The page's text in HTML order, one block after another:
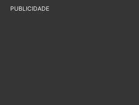
PUBLICIDADE